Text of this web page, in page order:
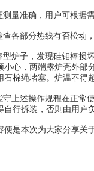
准确，用户可根据需
部分热线有否松动，
子，发现硅钼棒损坏
小心，两端露炉壳外部
石棉绳堵塞。炉温不得
述操作规程在正常使
自行拆装，否则由用户
本次为大家分享关于